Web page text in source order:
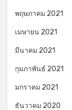
พฤษภาคม 2021
เมษายน 2021
มีนาคม 2021
กุมภาพันธ์ 2021
มกราคม 2021
ธันวาคม 2020